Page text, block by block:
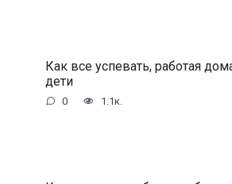
Как все успевать, работая
дети
0 1.1к.